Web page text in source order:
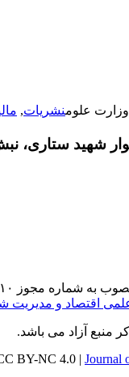
وزارت علومنشریات,
ستاری، نبش کوچه
علوم ،تحقیقات فناوری است .
اقتصاد و مدیریت
منبع آزاد می باشد.
Journal